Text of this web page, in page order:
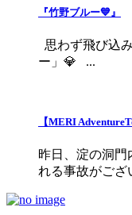
『竹野ブルー💙』
思わず飛び込
ー」💎 ...
【MERI
昨日、淀の洞門
れる事故がござ